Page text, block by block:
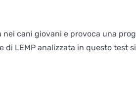
cani giovani e provoca una
LEMP analizzata in questo test